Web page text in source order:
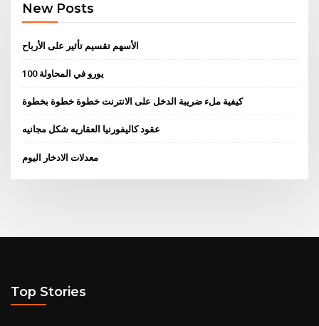
New Posts
الأسهم تقسيم تأثير على الأرباح
100 يورو في المحاولة
كيفية ملء ضريبة الدخل على الانترنت خطوة خطوة بخطوة
عقود كاليفورنيا العقاريه شكل مجانيه
معدلات الادخار اليوم
Top Stories